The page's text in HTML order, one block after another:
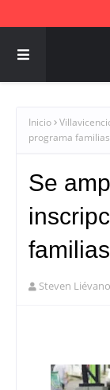
Inicio
programa
Se
Steven Liévano